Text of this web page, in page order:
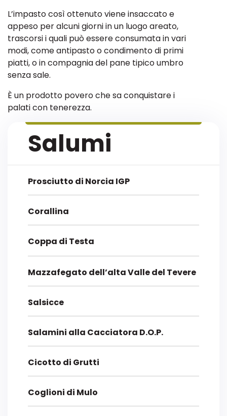
L’impasto così ottenuto viene insaccato e
appeso per alcuni giorni in un luogo areato,
trascorsi i quali può essere consumata in vari
modi, come antipasto o condimento di primi
piatti, o in compagnia del pane tipico umbro
senza sale.
È un prodotto povero che sa conquistare i
palati con tenerezza.
Salumi
Prosciutto di Norcia IGP
Corallina
Coppa di Testa
Mazzafegato dell’alta Valle del Tevere
Salsicce
Salamini alla Cacciatora D.O.P.
Cicotto di Grutti
Coglioni di Mulo